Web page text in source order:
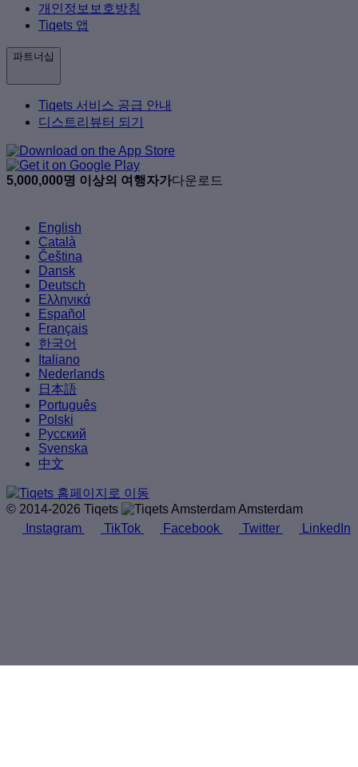
개인정보보호방침
Tiqets 앱
파트너십
Tiqets 서비스 공급 안내
디스트리뷰터 되기
5,000,000명 이상의 여행자가다운로드
English
Català
Čeština
Dansk
Deutsch
Ελληνικά
Español
Français
한국어
Italiano
Nederlands
日本語
Português
Polski
Русский
Svenska
中文
© 2014-2026 Tiqets
Amsterdam
Instagram
TikTok Facebook Twitter LinkedIn